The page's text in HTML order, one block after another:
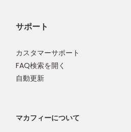
サポート
カスタマーサポート
FAQ検索を開く
自動更新
マカフィーについて